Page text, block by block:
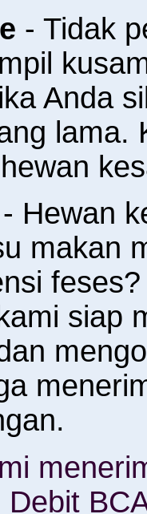
- Tidak
Anda
lama.
- Hewan
makan
siap
Debit